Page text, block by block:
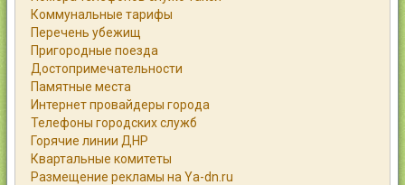
Каталог
Справочник
Работа
Объявления
Помощь
Коммунальные тарифы
Перечень убежищ
Пригородные поезда
Достопримечательности
Памятные места
Интернет провайдеры города
Телефоны городских служб
Горячие линии ДНР
Квартальные комитеты
Размещение рекламы на Ya-dn.ru